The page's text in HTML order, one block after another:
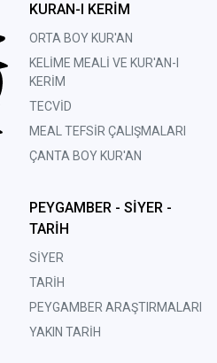
KURAN-I KERİM
ORTA BOY KUR'AN
KELİME MEALİ VE KUR'AN-I
KERİM
TECVİD
MEAL TEFSİR ÇALIŞMALARI
ÇANTA BOY KUR'AN
PEYGAMBER - SİYER -
TARİH
SİYER
TARİH
PEYGAMBER ARAŞTIRMALARI
YAKIN TARİH